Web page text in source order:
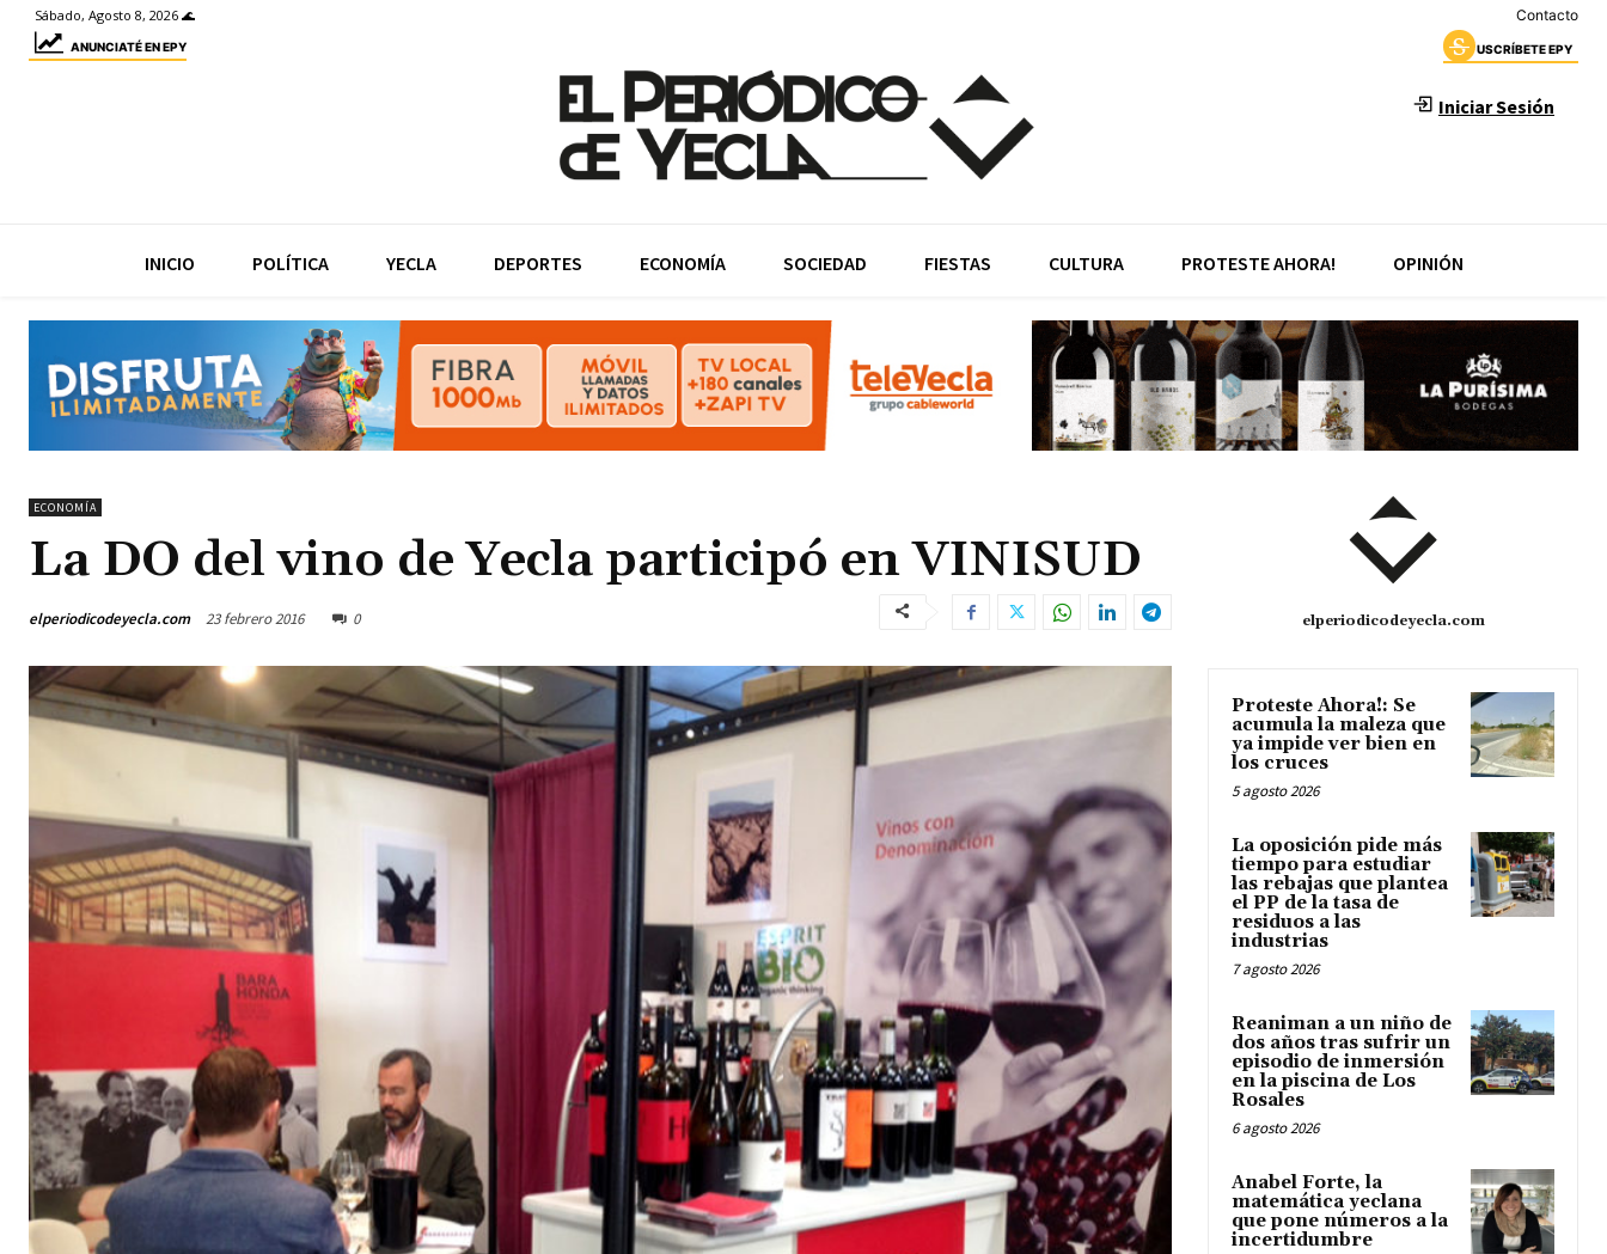
Sábado, Agosto 8, 2026 🌊 Contacto
ANUNCIATÉ EN EPY USCRÍBETE EPY
Iniciar Sesión
INICIO POLÍTICA YECLA DEPORTES ECONOMÍA SOCIEDAD FIESTAS CULTURA PROTESTE AHORA! OPINIÓN
ECONOMÍA
La DO del vino de Yecla participó en VINISUD
elperiodicodeyecla.com 23 febrero 2016 0 elperiodicodeyecla.com
Proteste Ahora!: Se
acumula la maleza que
ya impide ver bien en
los cruces
5 agosto 2026
La oposición pide más
tiempo para estudiar
las rebajas que plantea
el PP de la tasa de
residuos a las
industrias
7 agosto 2026
Reaniman a un niño de
dos años tras sufrir un
episodio de inmersión
en la piscina de Los
Rosales
6 agosto 2026
Anabel Forte, la
matemática yeclana
que pone números a la
incertidumbre